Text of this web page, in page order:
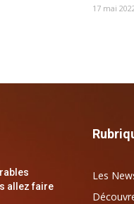
17 mai
allez faire
Les